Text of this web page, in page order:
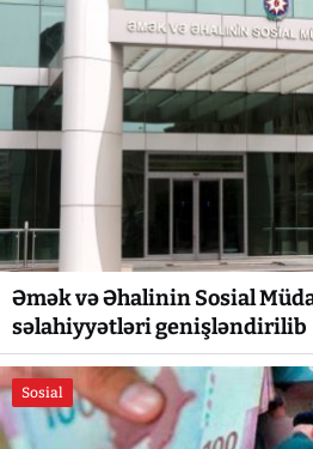
Əmək və Əhalinin Sosial
səlahiyyətləri genişləndirilib
Sosial